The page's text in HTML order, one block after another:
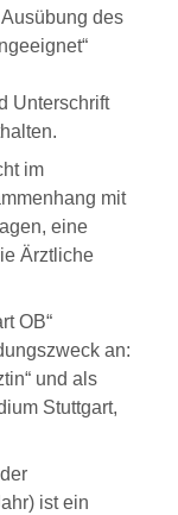
des
Unterschrift
im
mit
eine
Ärztliche
OB“
an:
und als
Stuttgart,
ist ein